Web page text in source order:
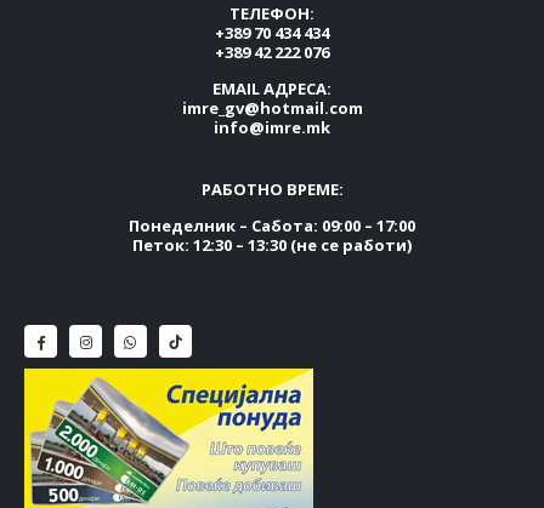
ТЕЛЕФОН:
+389 70 434 434
+389 42 222 076
EMAIL АДРЕСА:
imre_gv@hotmail.com
info@imre.mk
РАБОТНО ВРЕМЕ:
Понеделник – Сабота: 09:00 – 17:00
Петок: 12:30 – 13:30 (не се работи)